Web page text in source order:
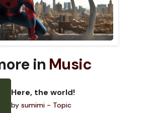
in Music
Here, the world!
by sumimi - Topic